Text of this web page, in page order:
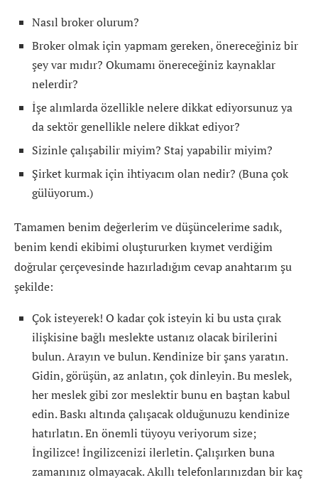
Nasıl broker olurum?
Broker olmak için yapmam gereken, önereceğiniz bir
şey var mıdır? Okumamı önereceğiniz kaynaklar
nelerdir?
İşe alımlarda özellikle nelere dikkat ediyorsunuz ya
da sektör genellikle nelere dikkat ediyor?
Sizinle çalışabilir miyim? Staj yapabilir miyim?
Şirket kurmak için ihtiyacım olan nedir? (Buna çok
gülüyorum.)
Tamamen benim değerlerim ve düşüncelerime sadık,
benim kendi ekibimi oluştururken kıymet verdiğim
doğrular çerçevesinde hazırladığım cevap anahtarım şu
şekilde:
Çok isteyerek! O kadar çok isteyin ki bu usta çırak
ilişkisine bağlı meslekte ustanız olacak birilerini
bulun. Arayın ve bulun. Kendinize bir şans yaratın.
Gidin, görüşün, az anlatın, çok dinleyin. Bu meslek,
her meslek gibi zor meslektir bunu en baştan kabul
edin. Baskı altında çalışacak olduğunuzu kendinize
hatırlatın. En önemli tüyoyu veriyorum size;
İngilizce! İngilizcenizi ilerletin. Çalışırken buna
zamanınız olmayacak. Akıllı telefonlarınızdan bir kaç